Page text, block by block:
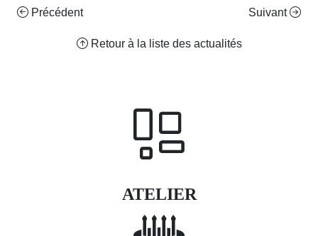
Précédent Suivant
Retour à la liste des actualités
ATELIER